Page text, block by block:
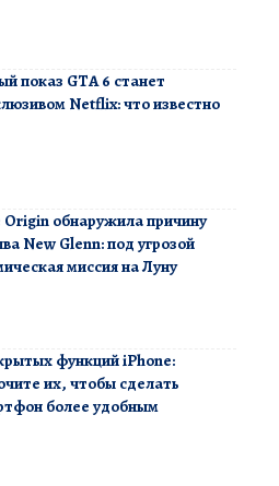
показ GTA 6 станет
Netflix: что известно
Origin обнаружила причину
New Glenn: под угрозой
миссия на Луну
функций iPhone:
их, чтобы сделать
более удобным